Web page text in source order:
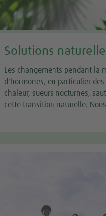
Solutions
Les changements pendant la
d'hormones, en particulier
chaleur, sueurs nocturnes,
cette transition naturelle.